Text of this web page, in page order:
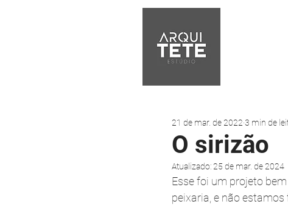
O sirizão
21 de mar. de 2022 3 min de
Atualizado:25 de mar. de 2024
Esse foi um projeto
peixaria, e não